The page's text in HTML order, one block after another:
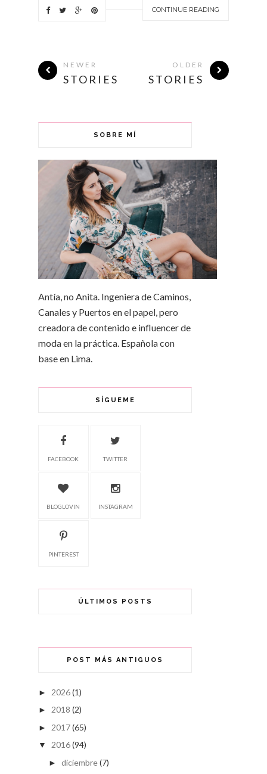
CONTINUE READING
NEWER
STORIES
OLDER
STORIES
SOBRE MÍ
Antía, no Anita. Ingeniera de Caminos,
Canales y Puertos en el papel, pero
creadora de contenido e influencer de
moda en la práctica. Española con
base en Lima.
SÍGUEME
FACEBOOK TWITTER
BLOGLOVIN INSTAGRAM
PINTEREST
ÚLTIMOS POSTS
POST MÁS ANTIGUOS
► 2026(1)
► 2018 (2)
► 2017(65)
▼ 2016(94)
► diciembre(7)